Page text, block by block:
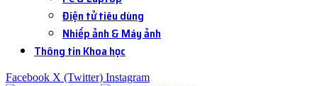
Điện tử tiêu dùng
Nhiếp ảnh & Máy ảnh
Thông tin Khoa học
Facebook X (Twitter) Instagram